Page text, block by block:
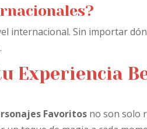
internacional. Sin importar
Experiencia
Favoritosno son solo